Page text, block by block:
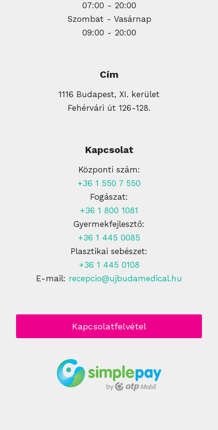
07:00 - 20:00
Szombat - Vasárnap
09:00 - 20:00
Cím
1116 Budapest, XI. kerület
Fehérvári út 126-128.
Kapcsolat
Központi szám:
+36 1 550 7 550
Fogászat:
+36 1 800 1081
Gyermekfejlesztő:
+36 1 445 0085
Plasztikai sebészet:
+36 1 445 0108
E-mail: recepcio@ujbudamedical.hu
Kapcsolatfelvétel